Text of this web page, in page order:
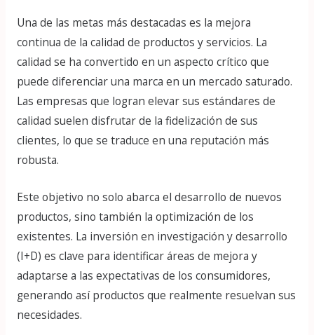
Una de las metas más destacadas es la mejora
continua de la calidad de productos y servicios. La
calidad se ha convertido en un aspecto crítico que
puede diferenciar una marca en un mercado saturado.
Las empresas que logran elevar sus estándares de
calidad suelen disfrutar de la fidelización de sus
clientes, lo que se traduce en una reputación más
robusta.
Este objetivo no solo abarca el desarrollo de nuevos
productos, sino también la optimización de los
existentes. La inversión en investigación y desarrollo
(I+D) es clave para identificar áreas de mejora y
adaptarse a las expectativas de los consumidores,
generando así productos que realmente resuelvan sus
necesidades.